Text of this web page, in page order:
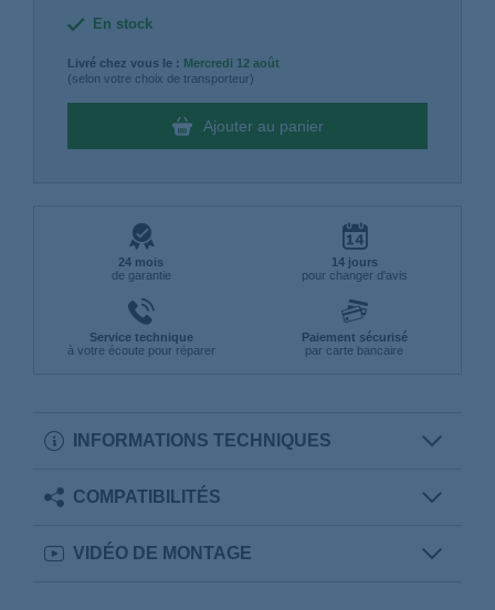
En stock
Livré chez vous le : Mercredi 12 août
(selon votre choix de transporteur)
Ajouter au panier
24 mois
de garantie
14 jours
pour changer d'avis
Service technique
à votre écoute pour réparer
Paiement sécurisé
par carte bancaire
INFORMATIONS TECHNIQUES
COMPATIBILITÉS
VIDÉO DE MONTAGE